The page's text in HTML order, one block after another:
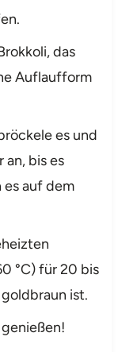
das
Auflaufform
es und
bis es
es auf dem
°C) für 20 bis
ist.